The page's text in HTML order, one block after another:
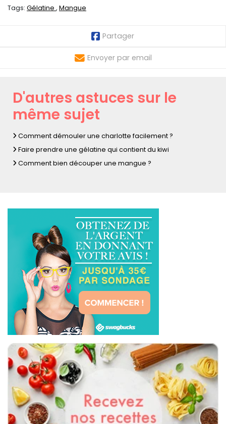
Tags: Gélatine Mangue
Partager
Envoyer par email
D'autres astuces sur le
même sujet
Comment démouler une charlotte facilement ?
Faire prendre une gélatine qui contient du kiwi
Comment bien découper une mangue ?